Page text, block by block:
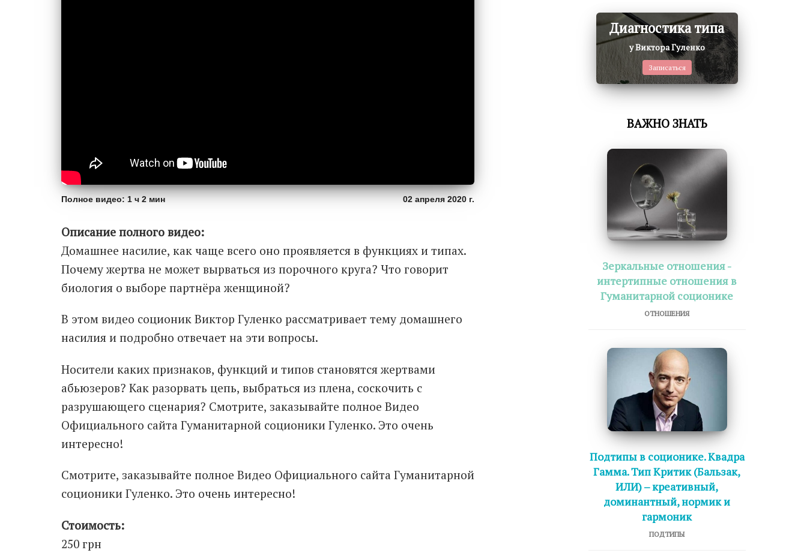
Полное видео: 1 ч 2 мин 02 апреля 2020 г.
Описание полного видео:
Домашнее насилие, как чаще всего оно проявляется в функциях и типах.
Почему жертва не может вырваться из порочного круга? Что говорит
биология о выборе партнёра женщиной?
В этом видео соционик Виктор Гуленко рассматривает тему домашнего
насилия и подробно отвечает на эти вопросы.
Носители каких признаков, функций и типов становятся жертвами
абьюзеров? Как разорвать цепь, выбраться из плена, соскочить с
разрушающего сценария? Смотрите, заказывайте полное Видео
Официального сайта Гуманитарной соционики Гуленко. Это очень
интересно!
Смотрите, заказывайте полное Видео Официального сайта Гуманитарной
соционики Гуленко. Это очень интересно!
Стоимость:
250 грн
Диагностика типа
у Виктора Гуленко
Записаться
ВАЖНО ЗНАТЬ
Зеркальные отношения -
интертипные отношения в
Гуманитарной соционике
ОТНОШЕНИЯ
Подтипы в соционике. Квадра
Гамма. Тип Критик (Бальзак,
ИЛИ) – креативный,
доминантный, нормик и
гармоник
ПОДТИПЫ